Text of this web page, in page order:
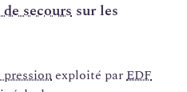
secours sur les
pressionexploité parEDF